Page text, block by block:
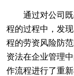
通过对公司
程的过程中，发
程的劳资风险防
资法在企业管理
作流程进行了重